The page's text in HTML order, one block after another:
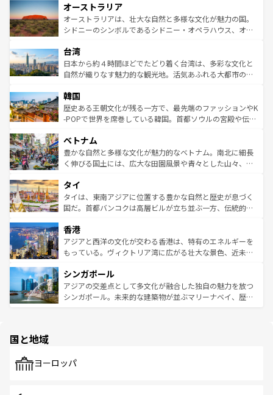
部のニューオーリンズでは、音楽と美食が融合した独特の
文化が魅力。旅行者はアメリカの各地域で異なる魅力を楽
しみながら、その多様性と豊かな歴史を感じることができ
ならではの贅沢な旅のスタイルだ。 なお、新着のアメリカ
情報はコンテンツ一覧を参照してほしい。
ワイ島は見逃せない。また、定番の観光地といえばオアフ
島だが、静かな自然を求めるならマウイ島やカウアイ島が
おすすめ。エメラルドグリーンに輝く海をはじめ、豊かな
れるおもてなしの心で訪れる人々を迎えてくれるハワイの
人々、おいしいローカルフードやハワイアンミュージッ
ク、伝統的なフラダンスなど、すべてがハワイの魅力を彩
ワイを、存分に味わってほしい。 なお、新着のハワイ情報
はコンテンツ一覧を参照してほしい。
オーストラリア
オーストラリアは、壮大な自然と多様な文化が魅力の国。
シドニーのシンボルであるシドニー・オペラハウス、オー
リアリーフや大陸中央部にそびえるウルル（エアーズロッ
ク）、タスマニアの美しい原生林やケアンズの熱帯雨林な
ど、見どころがたくさん。また、カフェやワイン、オージ
いる。アクティビティも充実しており、サーフィンやダイ
ビング、ハイキングなど、アウトドア好きにはたまらな
い。オーストラリアの多彩な魅力を存分に味わいつくそ
参照してほしい。
台湾
日本から約４時間ほどでたどり着く台湾は、多彩な文化と
自然が織りなす魅力的な観光地。活気あふれる大都市の台
ン）、静ひつな山岳地帯である台湾東部など、都市の喧騒
と山間の静けさが共存しており、訪れる人に新しい発見と
驚きをもたらしてくれる。また、奥深い台湾の食文化も魅
容にもいいと評判のスイーツなど、バラエティ豊かな料理
が味わえる。 なお、新着の台湾情報は コンテンツ一覧を参
照してほしい。
韓国
歴史ある王朝文化が残る一方で、最先端のファッションやK
-POPで世界を席巻している韓国。首都ソウルの宮殿や伝統
き、地方に足を延ばせば四季折々の自然美を楽しむことが
できる。そして、キムチや焼肉、絶品のストリートフード
まで、さまざまな韓国料理が待っている。夜には、韓国な
リティに包まれながら、韓国の多彩な魅力を心ゆくまで味
わってみてほしい。 なお、新着の韓国情報はコンテンツ一
覧を参照してほしい。
ベトナム
豊かな自然と多様な文化が魅力的なベトナム。南北に細長
く伸びる国土には、広大な田園風景や青々とした山々、世
急速な発展と共に伝統が息づく。ハノイの古い町並みやホ
ーチミン市のフランス統治時代の建物も、独特の雰囲気を
醸し出している。また、バラエティの豊かさとおいしさで
とつ。フォーやバインミー、ベトナムコーヒーなどは、ぜ
ひ現地で味わいたい。どの地域を訪れてもあたたかい人々
が旅行者を迎えてくれるので、きっと忘れられない旅にな
参照してほしい。
タイ
タイは、東南アジアに位置する豊かな自然と歴史が息づく
国だ。首都バンコクは高層ビルが立ち並ぶ一方、伝統的な
の活気が交差している。北部ではチェンマイなどの山岳地
帯で自然と触れ合い、南部ではプーケットやクラビの美し
いビーチでリゾート気分を楽しむことができる。タイ料理
激する。気候は一年中温暖で、どの季節にも異なる楽しみ
が待っている。親しみやすいタイの人々、仏教を中心とし
た文化、そして多様な観光資源が、訪れる旅人を魅了し続
香港
アジアと西洋の文化が交わる香港は、特有のエネルギーを
もっている。ヴィクトリア湾に広がる壮大な景色、近未来
み、どこを訪れても感動するはず。観光スポットが密集し
ており、効率よく見どころを回れるのも魅力。息をのむよ
うな絶景から文化的な体験まで、香港を存分に楽しみ尽く
シンガポール
アジアの交差点として多文化が融合した独自の魅力を放つ
シンガポール。未来的な建築物が並ぶマリーナベイ、歴史
で、ホーカーズは地元の風情を楽しめる外せないスポット
国と地域
ヨーロッパ